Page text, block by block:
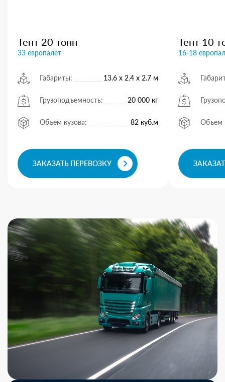
Тент 20 тонн
33 европалет
Габариты: 13.6 х 2.4 х 2.7 м
Грузоподъемность: 20 000 кг
Объем кузова: 82 куб.м
ЗАКАЗАТЬ ПЕРЕВОЗКУ
Тент 10
16-18
Объем